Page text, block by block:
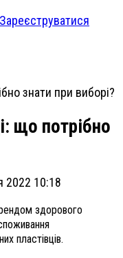
Зареєструватися
що потрібно
2022 10:18
здорового
пластівців.